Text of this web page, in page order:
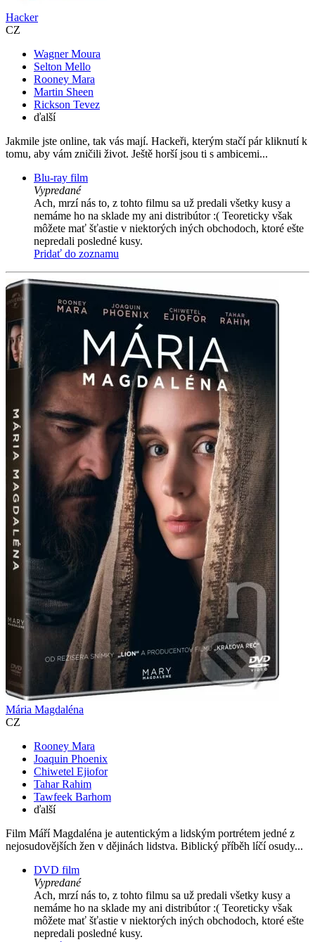
Hacker
CZ
Wagner Moura
Selton Mello
Rooney Mara
Martin Sheen
Rickson Tevez
ďalší
Jakmile jste online, tak vás mají. Hackeři, kterým stačí pár kliknutí k
tomu, aby vám zničili život. Ještě horší jsou ti s ambicemi...
Blu-ray film
Vypredané
Ach, mrzí nás to, z tohto filmu sa už predali všetky kusy a
nemáme ho na sklade my ani distribútor :( Teoreticky však
môžete mať šťastie v niektorých iných obchodoch, ktoré ešte
nepredali posledné kusy.
Pridať do zoznamu
Mária Magdaléna
CZ
Rooney Mara
Joaquin Phoenix
Chiwetel Ejiofor
Tahar Rahim
Tawfeek Barhom
ďalší
Film Máří Magdaléna je autentickým a lidským portrétem jedné z
nejosudovějších žen v dějinách lidstva. Biblický příběh líčí osudy...
DVD film
Vypredané
Ach, mrzí nás to, z tohto filmu sa už predali všetky kusy a
nemáme ho na sklade my ani distribútor :( Teoreticky však
môžete mať šťastie v niektorých iných obchodoch, ktoré ešte
nepredali posledné kusy.